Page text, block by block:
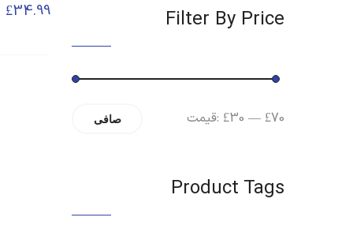
£34.99 Filter By Price
صافی قیمت: £30 — £70
Product Tags